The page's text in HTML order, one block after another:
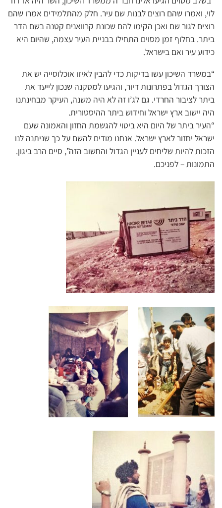
לוי, ואמרו שהם רוצים לבנות שם עיר. חלק מהתלמידים אמרו שהם
רוצים לגור שם ואכן הקימו להם שכונת קרוואנים קטנה בשם הדר
ביתר. בחלוף זמן מסוים התחילו בבניית העיר עצמה, שהיום היא
כידוע עיר ואם בישראל.
“במשרד השיכון עשו בדיקות כדי להבין לאיזו אוכלוסייה יש את
הצורך הגדול בפתרונות דיור, והגיעו למסקנה שנכון לייעד את
ביתר לציבור החרדי. גם לג’ו זה לא היה משנה, העיקר מבחינתנו
היה יישוב ארץ ישראל וחידוש ביתר ההיסטורית.
“העיר ביתר של היום היא ביטוי להגשמת החזון והאמונה שעם
ישראל יחזור לארץ ישראל. אנחנו מודים להשם על כך שניתנה לנו
הזכות להיות שליחים לעניין הגדול והחשוב הזה”, סיים הרב ביגון.
התמונות – לפניכם.